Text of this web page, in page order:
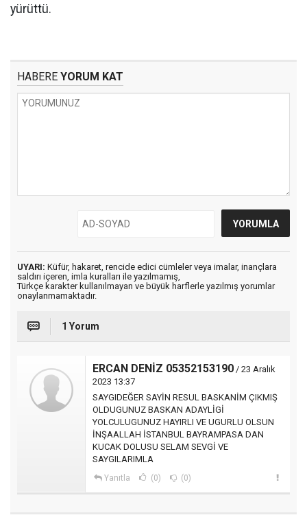
yürüttü.
HABERE YORUM KAT
UYARI: Küfür, hakaret, rencide edici cümleler veya imalar, inançlara
saldırı içeren, imla kuralları ile yazılmamış,
Türkçe karakter kullanılmayan ve büyük harflerle yazılmış yorumlar
onaylanmamaktadır.
1 Yorum
ERCAN DENİZ 05352153190 / 23 Aralık
2023 13:37
SAYGIDEĞER SAYİN RESUL BASKANİM ÇIKMIŞ
OLDUGUNUZ BASKAN ADAYLİGİ
YOLCULUGUNUZ HAYIRLI VE UGURLU OLSUN
İNŞAALLAH İSTANBUL BAYRAMPASA DAN
KUCAK DOLUSU SELAM SEVGİ VE
SAYGILARIMLA
Yanıtla (0) (0)